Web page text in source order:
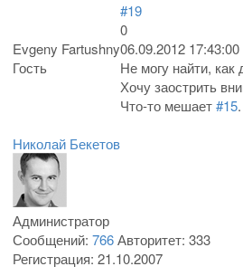
Evgeny Fartushny
Гость
#19
0
06.09.2012 17:43:00
Не могу найти,
Хочу заострить
Что-то мешает#15.
Николай Бекетов
Администратор
Сообщений: 766 Авторитет: 333
Регистрация: 21.10.2007